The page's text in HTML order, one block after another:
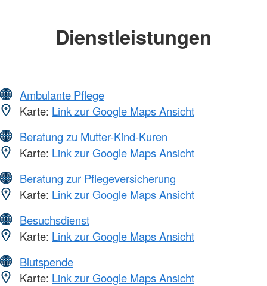
Dienstleistungen
Ambulante Pflege
Karte: Link zur Google Maps Ansicht
Beratung zu Mutter-Kind-Kuren
Karte: Link zur Google Maps Ansicht
Beratung zur Pflegeversicherung
Karte: Link zur Google Maps Ansicht
Besuchsdienst
Karte: Link zur Google Maps Ansicht
Blutspende
Karte: Link zur Google Maps Ansicht